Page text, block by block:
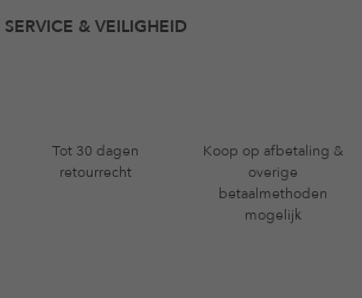
SERVICE & VEILIGHEID
Tot 30 dagen
retourrecht
Koop op afbetaling &
overige
betaalmethoden
mogelijk